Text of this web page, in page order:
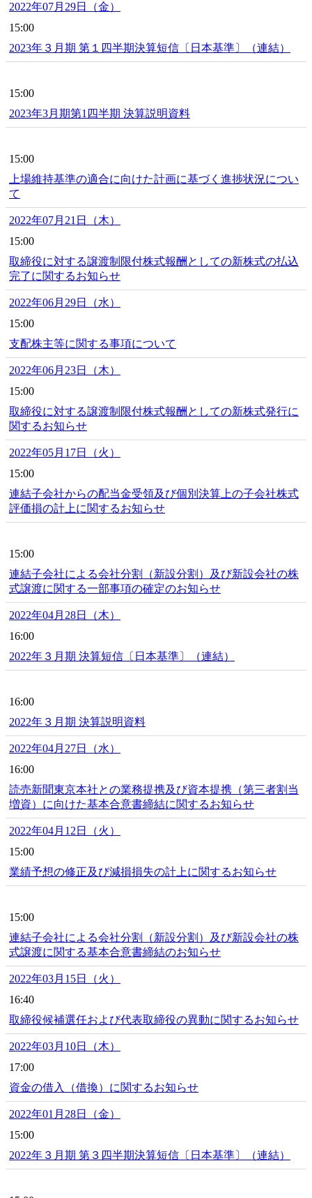
2022年07月29日（金）
15:00
2023年３月期 第１四半期決算短信〔日本基準〕（連結）
15:00
2023年3月期第1四半期 決算説明資料
15:00
上場維持基準の適合に向けた計画に基づく進捗状況につい
て
2022年07月21日（木）
15:00
取締役に対する譲渡制限付株式報酬としての新株式の払込
完了に関するお知らせ
2022年06月29日（水）
15:00
支配株主等に関する事項について
2022年06月23日（木）
15:00
取締役に対する譲渡制限付株式報酬としての新株式発行に
関するお知らせ
2022年05月17日（火）
15:00
連結子会社からの配当金受領及び個別決算上の子会社株式
評価損の計上に関するお知らせ
15:00
連結子会社による会社分割（新設分割）及び新設会社の株
式譲渡に関する一部事項の確定のお知らせ
2022年04月28日（木）
16:00
2022年３月期 決算短信〔日本基準〕（連結）
16:00
2022年３月期 決算説明資料
2022年04月27日（水）
16:00
読売新聞東京本社との業務提携及び資本提携（第三者割当
増資）に向けた基本合意書締結に関するお知らせ
2022年04月12日（火）
15:00
業績予想の修正及び減損損失の計上に関するお知らせ
15:00
連結子会社による会社分割（新設分割）及び新設会社の株
式譲渡に関する基本合意書締結のお知らせ
2022年03月15日（火）
16:40
取締役候補選任および代表取締役の異動に関するお知らせ
2022年03月10日（木）
17:00
資金の借入（借換）に関するお知らせ
2022年01月28日（金）
15:00
2022年３月期 第３四半期決算短信〔日本基準〕（連結）